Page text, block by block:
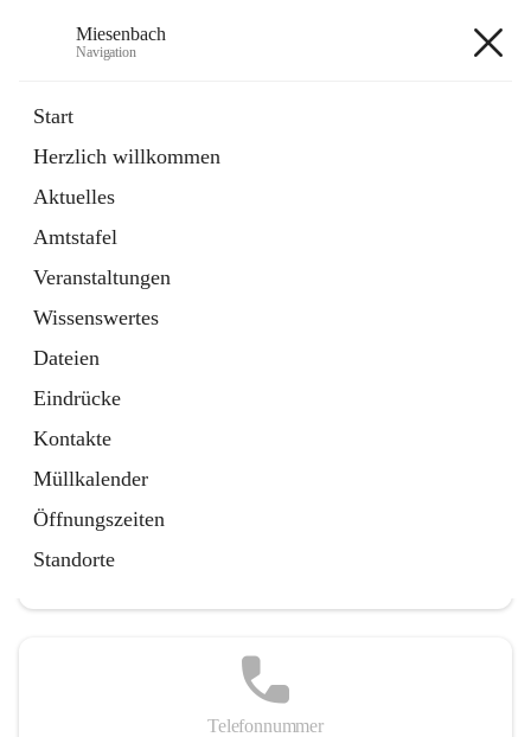
Miesenbach
Navigation
Start
Herzlich willkommen
Aktuelles
Amtstafel
Veranstaltungen
Wissenswertes
Dateien
Eindrücke
Kontakte
Müllkalender
Öffnungszeiten
Standorte
Externe Webseite
in
Tab
Region Schneebergland
Externe Webseite
öffnet
in
neuem
Tab
Telefonnummer